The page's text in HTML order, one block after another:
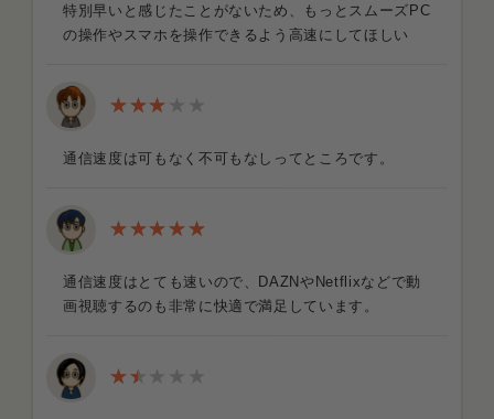
特別早いと感じたことがないため、もっとスムーズPC
の操作やスマホを操作できるよう高速にしてほしい
通信速度は可もなく不可もなしってところです。
通信速度はとても速いので、DAZNやNetflixなどで動
画視聴するのも非常に快適で満足しています。